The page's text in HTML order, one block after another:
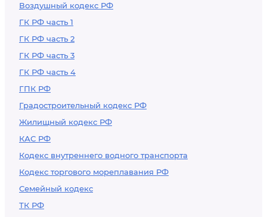
Воздушный кодекс РФ
ГК РФ часть 1
ГК РФ часть 2
ГК РФ часть 3
ГК РФ часть 4
ГПК РФ
Градостроительный кодекс РФ
Жилищный кодекс РФ
КАС РФ
Кодекс внутреннего водного транспорта
Кодекс торгового мореплавания РФ
Семейный кодекс
ТК РФ